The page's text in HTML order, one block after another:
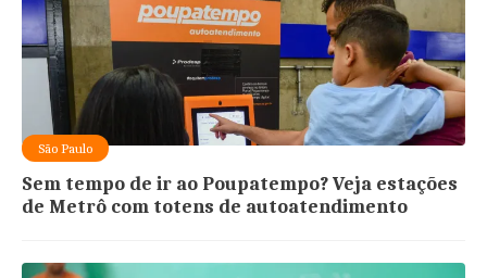
São Paulo
Sem tempo de ir ao Poupatempo? Veja estações
de Metrô com totens de autoatendimento